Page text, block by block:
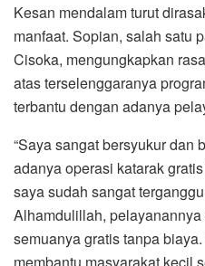
Kesan mendalam turut
manfaat. Sopian, salah satu
Cisoka, mengungkapkan
atas terselenggaranya
terbantu dengan adanya
“Saya sangat bersyukur dan
adanya operasi katarak
saya sudah sangat
Alhamdulillah,
semuanya gratis tanpa
membantu masyarakat kecil